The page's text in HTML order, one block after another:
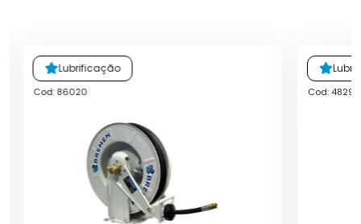
Lubrificação
Cod: 86020 Cod: 4829